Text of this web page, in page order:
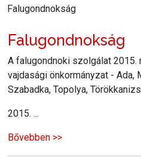
Falugondnokság
Falugondnokság
A falugondnoki szolgálat 2015.
vajdasági önkormányzat - Ada,
Szabadka, Topolya,
2015. ...
Bővebben >>